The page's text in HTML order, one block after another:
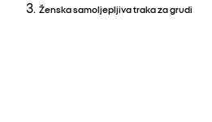
Ženska samoljepljiva traka za grudi